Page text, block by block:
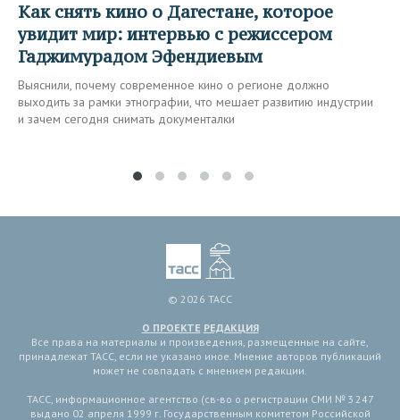
Как снять кино о Дагестане, которое
увидит мир: интервью с режиссером
Гаджимурадом Эфендиевым
Выяснили, почему современное кино о регионе должно
выходить за рамки этнографии, что мешает развитию индустрии
и зачем сегодня снимать документалки
© 2026 ТАСС
О ПРОЕКТЕ РЕДАКЦИЯ
Все права на материалы и произведения, размещенные на сайте,
принадлежат ТАСС, если не указано иное. Мнение авторов публикаций
может не совпадать с мнением редакции.
ТАСС, информационное агентство (св-во о регистрации СМИ № 3 247
выдано 02 апреля 1999 г. Государственным комитетом Российской